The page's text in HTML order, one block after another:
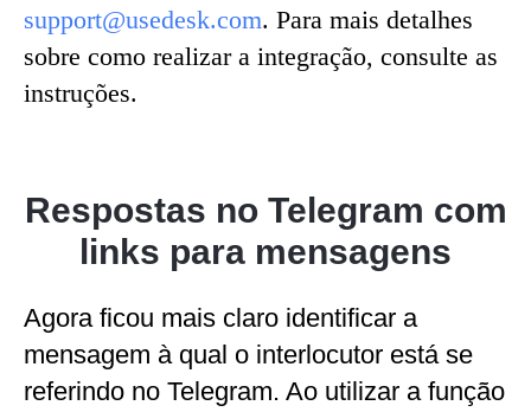
support@usedesk.com. Para mais detalhes
sobre como realizar a integração, consulte as
instruções.
Respostas no Telegram com
links para mensagens
Agora ficou mais claro identificar a
mensagem à qual o interlocutor está se
referindo no Telegram. Ao utilizar a função